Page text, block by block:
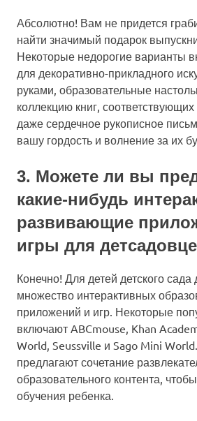
Абсолютно! Вам не придется
найти значимый подарок
Некоторые недорогие варианты
для декоративно-прикладного
руками, образовательные
коллекцию книг, соответствующих
даже сердечное рукописное
вашу гордость и волнение за их
3. Можете ли вы
какие-нибудь
развивающие
игры для
Конечно! Для детей детского сада
множество интерактивных
приложений и игр. Некоторые
включают ABCmouse, Khan
World, Seussville и Sago Mini
предлагают сочетание
образовательного контента,
обучения ребенка.